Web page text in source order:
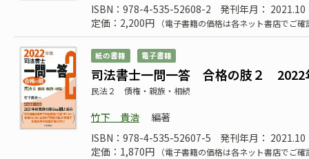
ISBN：978-4-535-52608-2
発刊年月： 2021.10
定価：2,200円
（電子書籍の価格は各ネット書店でご
紙の書籍 電子書籍
司法書士一問一答 合格の肢２ 2022
民法２ 債権・親族・相続
竹下 貴浩
編著
ISBN：978-4-535-52607-5
発刊年月： 2021.10
定価：1,870円
（電子書籍の価格は各ネット書店でご